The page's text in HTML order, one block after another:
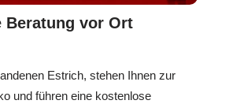
Beratung vor Ort
Estrich, stehen Ihnen zur
und führen eine kostenlose